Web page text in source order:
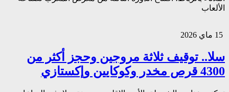
الألعاب
سلا.. توقيف ثلاثة مروجين وحجز أكثر من
4300 قرص مخدر وكوكايين وإكستازي